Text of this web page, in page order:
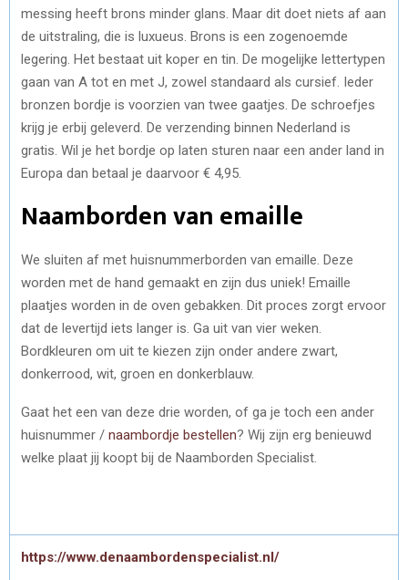
messing heeft brons minder glans. Maar dit doet niets af aan
de uitstraling, die is luxueus. Brons is een zogenoemde
legering. Het bestaat uit koper en tin. De mogelijke lettertypen
gaan van A tot en met J, zowel standaard als cursief. Ieder
bronzen bordje is voorzien van twee gaatjes. De schroefjes
krijg je erbij geleverd. De verzending binnen Nederland is
gratis. Wil je het bordje op laten sturen naar een ander land in
Europa dan betaal je daarvoor € 4,95.
Naamborden van emaille
We sluiten af met huisnummerborden van emaille. Deze
worden met de hand gemaakt en zijn dus uniek! Emaille
plaatjes worden in de oven gebakken. Dit proces zorgt ervoor
dat de levertijd iets langer is. Ga uit van vier weken.
Bordkleuren om uit te kiezen zijn onder andere zwart,
donkerrood, wit, groen en donkerblauw.
Gaat het een van deze drie worden, of ga je toch een ander
huisnummer / naambordje bestellen? Wij zijn erg benieuwd
welke plaat jij koopt bij de Naamborden Specialist.
https://www.denaambordenspecialist.nl/